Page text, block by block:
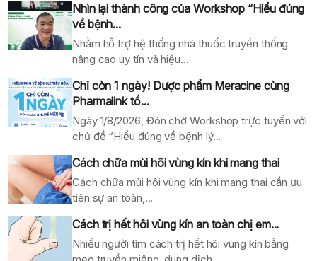
Nhìn lại thành công của Workshop “Hiểu đúng
về bệnh...
Nhằm hỗ trợ hệ thống nhà thuốc truyền thống
nâng cao uy tín và hiệu...
Chỉ còn 1 ngày! Dược phẩm Meracine cùng
Pharmalink tổ...
Ngày 1/8/2026, Đón chờ Workshop trực tuyến với
chủ đề “Hiểu đúng về bệnh lý...
Cách chữa mùi hôi vùng kín khi mang thai
Cách chữa mùi hôi vùng kín khi mang thai cần ưu
tiên sự an toàn,...
Cách trị hết hôi vùng kín an toàn chị em...
Nhiều người tìm cách trị hết hôi vùng kín bằng